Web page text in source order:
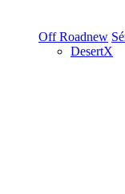
Off Roadnew
DesertX